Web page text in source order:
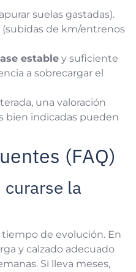
suelas gastadas).
(subidas de km/entrenos
estable y suficiente
a sobrecargar el
una valoración
bien indicadas pueden
(FAQ)
curarse la
de evolución. En
y calzado adecuado
Si lleva meses,